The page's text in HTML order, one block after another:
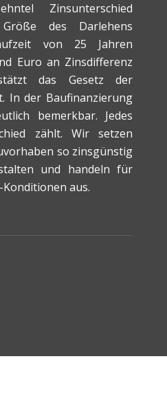
Zinsunterschied
des Darlehens
von 25 Jahren
Euro an Zinsdifferenz
das Gesetz der
In der Baufinanzierung
bemerkbar. Jedes
zählt. Wir setzen
so zinsgünstig
und handeln für
aus.